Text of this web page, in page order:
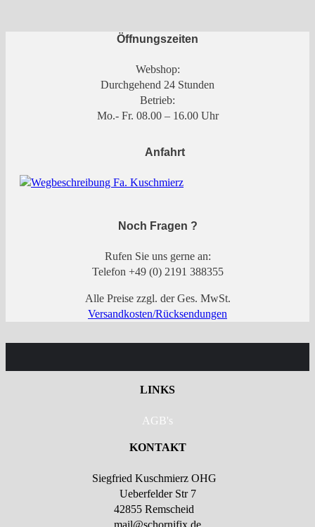
Öffnungszeiten
Webshop:
Durchgehend 24 Stunden
Betrieb:
Mo.- Fr. 08.00 – 16.00 Uhr
Anfahrt
Noch Fragen ?
Rufen Sie uns gerne an:
Telefon +49 (0) 2191 388355
Alle Preise zzgl. der Ges. MwSt.
Versandkosten/Rücksendungen
LINKS
AGB's
KONTAKT
Siegfried Kuschmierz OHG
Ueberfelder Str 7
42855 Remscheid